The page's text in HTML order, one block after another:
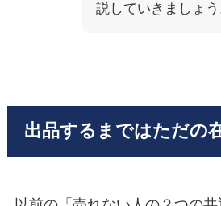
説していきましょう
出品するまではただの